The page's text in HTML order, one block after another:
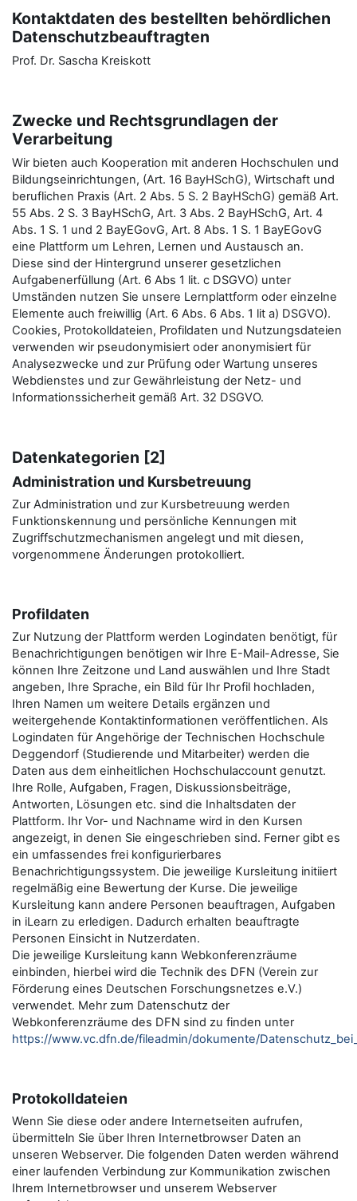
Kontaktdaten des bestellten behördlichen
Datenschutzbeauftragten
Prof. Dr. Sascha Kreiskott
Zwecke und Rechtsgrundlagen der
Verarbeitung
Wir bieten auch Kooperation mit anderen Hochschulen und
Bildungseinrichtungen, (Art. 16 BayHSchG), Wirtschaft und
beruflichen Praxis (Art. 2 Abs. 5 S. 2 BayHSchG) gemäß Art.
55 Abs. 2 S. 3 BayHSchG, Art. 3 Abs. 2 BayHSchG, Art. 4
Abs. 1 S. 1 und 2 BayEGovG, Art. 8 Abs. 1 S. 1 BayEGovG
eine Plattform um Lehren, Lernen und Austausch an.
Diese sind der Hintergrund unserer gesetzlichen
Aufgabenerfüllung (Art. 6 Abs 1 lit. c DSGVO) unter
Umständen nutzen Sie unsere Lernplattform oder einzelne
Elemente auch freiwillig (Art. 6 Abs. 6 Abs. 1 lit a) DSGVO).
Cookies, Protokolldateien, Profildaten und Nutzungsdateien
verwenden wir pseudonymisiert oder anonymisiert für
Analysezwecke und zur Prüfung oder Wartung unseres
Webdienstes und zur Gewährleistung der Netz- und
Informationssicherheit gemäß Art. 32 DSGVO.
Datenkategorien [2]
Administration und Kursbetreuung
Zur Administration und zur Kursbetreuung werden
Funktionskennung und persönliche Kennungen mit
Zugriffschutzmechanismen angelegt und mit diesen,
vorgenommene Änderungen protokolliert.
Profildaten
Zur Nutzung der Plattform werden Logindaten benötigt, für
Benachrichtigungen benötigen wir Ihre E-Mail-Adresse, Sie
können Ihre Zeitzone und Land auswählen und Ihre Stadt
angeben, Ihre Sprache, ein Bild für Ihr Profil hochladen,
Ihren Namen um weitere Details ergänzen und
weitergehende Kontaktinformationen veröffentlichen. Als
Logindaten für Angehörige der Technischen Hochschule
Deggendorf (Studierende und Mitarbeiter) werden die
Daten aus dem einheitlichen Hochschulaccount genutzt.
Ihre Rolle, Aufgaben, Fragen, Diskussionsbeiträge,
Antworten, Lösungen etc. sind die Inhaltsdaten der
Plattform. Ihr Vor- und Nachname wird in den Kursen
angezeigt, in denen Sie eingeschrieben sind. Ferner gibt es
ein umfassendes frei konfigurierbares
Benachrichtigungssystem. Die jeweilige Kursleitung initiiert
regelmäßig eine Bewertung der Kurse. Die jeweilige
Kursleitung kann andere Personen beauftragen, Aufgaben
in iLearn zu erledigen. Dadurch erhalten beauftragte
Personen Einsicht in Nutzerdaten.
Die jeweilige Kursleitung kann Webkonferenzräume
einbinden, hierbei wird die Technik des DFN (Verein zur
Förderung eines Deutschen Forschungsnetzes e.V.)
verwendet. Mehr zum Datenschutz der
Webkonferenzräume des DFN sind zu finden unter
https://www.vc.dfn.de/fileadmin/dokumente/
Protokolldateien
Wenn Sie diese oder andere Internetseiten aufrufen,
übermitteln Sie über Ihren Internetbrowser Daten an
unseren Webserver. Die folgenden Daten werden während
einer laufenden Verbindung zur Kommunikation zwischen
Ihrem Internetbrowser und unserem Webserver